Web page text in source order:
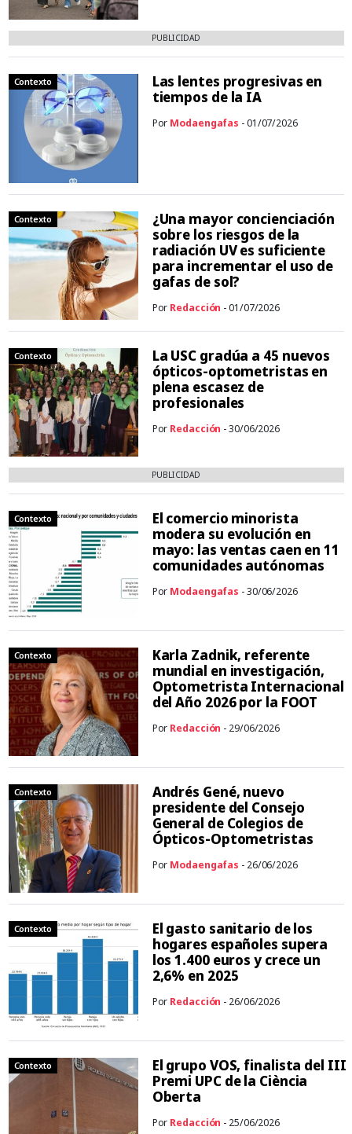
PUBLICIDAD
Contexto
Las lentes progresivas en
tiempos de la IA
Por Modaengafas - 01/07/2026
Contexto
¿Una mayor concienciación
sobre los riesgos de la
radiación UV es suficiente
para incrementar el uso de
gafas de sol?
Por Redacción - 01/07/2026
Contexto
La USC gradúa a 45 nuevos
ópticos-optometristas en
plena escasez de
profesionales
Por Redacción - 30/06/2026
PUBLICIDAD
Contexto
El comercio minorista
modera su evolución en
mayo: las ventas caen en 11
comunidades autónomas
Por Modaengafas - 30/06/2026
Contexto
Karla Zadnik, referente
mundial en investigación,
Optometrista Internacional
del Año 2026 por la FOOT
Por Redacción - 29/06/2026
Contexto
Andrés Gené, nuevo
presidente del Consejo
General de Colegios de
Ópticos-Optometristas
Por Modaengafas - 26/06/2026
Contexto
El gasto sanitario de los
hogares españoles supera
los 1.400 euros y crece un
2,6% en 2025
Por Redacción - 26/06/2026
Contexto
El grupo VOS, finalista del III
Premi UPC de la Ciència
Oberta
Por Redacción - 25/06/2026